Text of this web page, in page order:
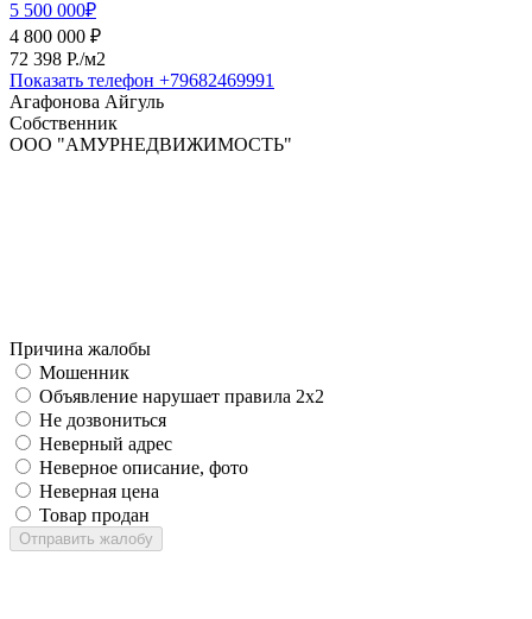
5 500 000₽
4 800 000 ₽
72 398 P./м2
Показать телефон +79682469991
Агафонова Айгуль
Собственник
ООО "АМУРНЕДВИЖИМОСТЬ"
Причина жалобы
Мошенник
Объявление нарушает правила 2x2
Не дозвониться
Неверный адрес
Неверное описание, фото
Неверная цена
Товар продан
Отправить жалобу